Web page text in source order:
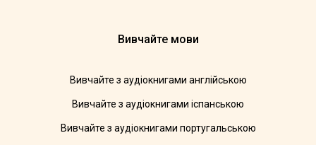
Вивчайте мови
Вивчайте з аудіокнигами англійською
Вивчайте з аудіокнигами іспанською
Вивчайте з аудіокнигами португальською